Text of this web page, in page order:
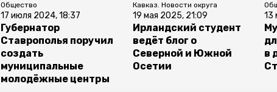
Общество
17 июля 2024, 18:37
Губернатор
Ставрополья поручил
создать
муниципальные
молодёжные центры
Кавказ. Новости округа
19 мая 2025, 21:09
Ирландский студент
ведёт блог о
Северной и Южной
Осетии
13
в